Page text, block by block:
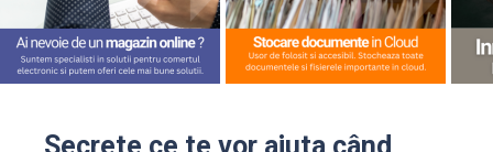
Secrete ce te vor ajuta când